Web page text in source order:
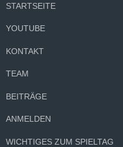
STARTSEITE
YOUTUBE
KONTAKT
TEAM
BEITRÄGE
ANMELDEN
WICHTIGES ZUM SPIELTAG